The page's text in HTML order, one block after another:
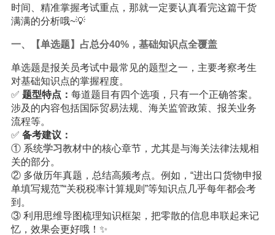
时间、精准掌握考试重点，那就一定要认真看完这篇干货
满满的分析哦~💡
一、【单选题】占总分40%，基础知识点全覆盖
单选题是报关员考试中最常见的题型之一，主要考察考生
对基础知识点的掌握程度。
✅ 题型特点： 每道题目有四个选项，只有一个正确答案。
涉及的内容包括国际贸易法规、海关监管政策、报关业务
流程等。
✅ 备考建议：
① 系统学习教材中的核心章节，尤其是与海关法律法规相
关的部分。
② 多做历年真题，总结高频考点。例如，“进出口货物申报
单填写规范”“关税税率计算规则”等知识点几乎每年都会考
到。
③ 利用思维导图梳理知识框架，把零散的信息串联起来记
忆，效果会更好哦！✨